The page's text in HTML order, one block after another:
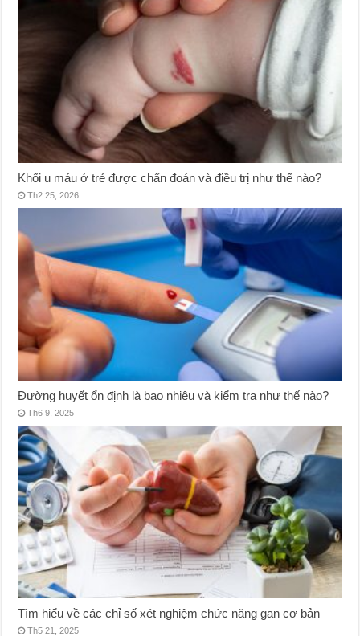
Khối u máu ở trẻ được chẩn đoán và điều trị như thế nào?
Th2 25, 2026
Đường huyết ổn định là bao nhiêu và kiểm tra như thế nào?
Th6 9, 2025
Tìm hiểu về các chỉ số xét nghiệm chức năng gan cơ bản
Th5 21, 2025